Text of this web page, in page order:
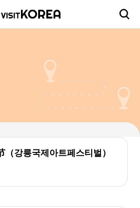
（강릉국제아트페스티벌）